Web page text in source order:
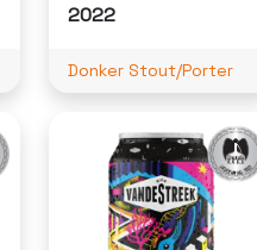
2022
Donker Stout/Porter